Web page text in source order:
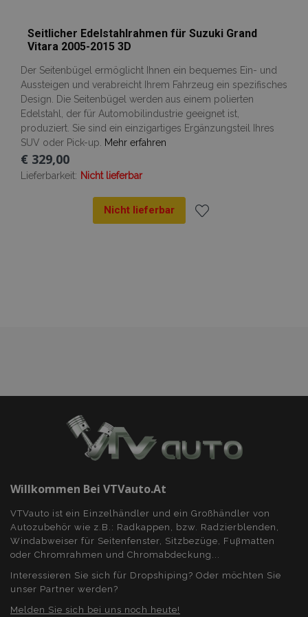
Seitlicher Edelstahlrahmen für Suzuki Grand
Vitara 2005-2015 3D
Der Seitenbügel ermöglicht Ihnen ein bequemes Ein- und
Aussteigen und verabreicht Ihrem Fahrzeug ein spezifisches
Design. Die Seitenbügel werden aus einem polierten
Edelstahl, der für Automobilindustrie geeignet ist,
produziert. Sie sind ein einzigartiges Ergänzungsteil Ihres
SUV oder Pick-up.
Mehr erfahren
€ 329,00
Lieferbarkeit: Nicht lieferbar
Nicht lieferbar
Willkommen Bei VTVauto.at
VTVauto ist ein Einzelhändler und ein Großhändler von
Autozubehör wie z.B.: Radkappen, bzw. Radzierblenden,
Windabweiser für Seitenfenster, Sitzbezüge, Fuβmatten
oder Chromrahmen und Chromabdeckung...
Interessieren Sie sich für Dropshiping? Oder möchten Sie
unser Partner werden?
Melden Sie sich bei uns noch heute!
mage-translation-file-version
Adobe Inc.
recently_viewed_product
Adobe Inc.
www.vtvauto.at
section_data_ids
mage-cache-sessid
Adobe Inc.
www.vtvauto.at
product_data_storage
Adobe Inc.
recently_viewed_product_previous